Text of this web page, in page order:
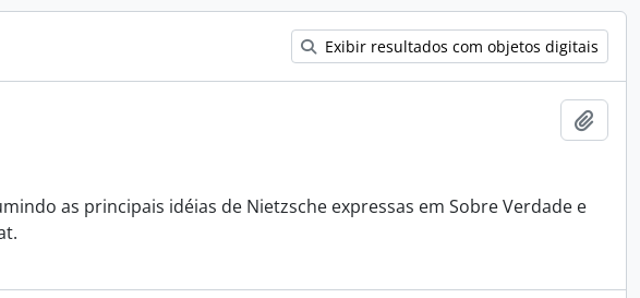
Exibir resultados com objetos digitais
as principais idéias de Nietzsche expressas em Sobre Verdade e